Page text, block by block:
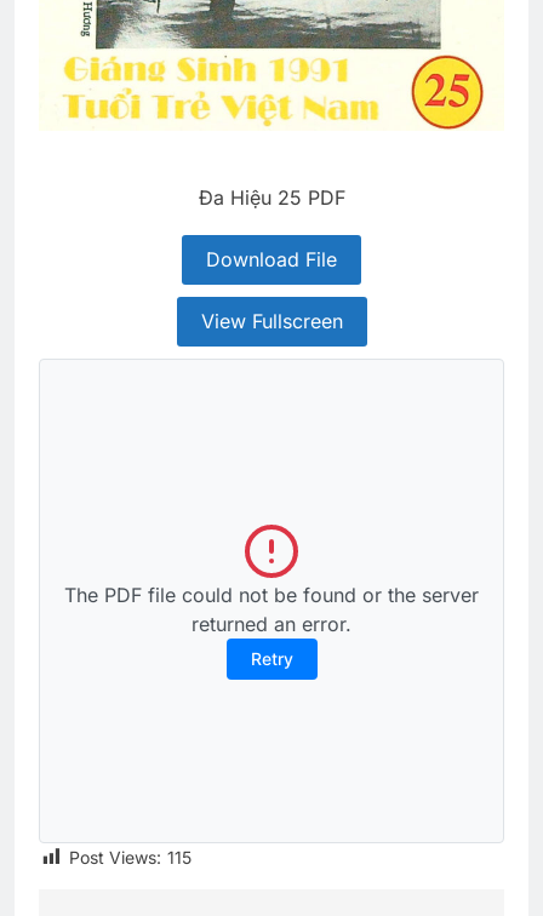
Đa Hiệu 25 PDF
Download File
View Fullscreen
The PDF file could not be found or the server
returned an error.
Retry
Post Views: 115